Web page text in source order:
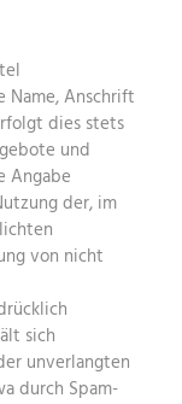
Name, Anschrift
dies stets
und
Angabe
der, im
von nicht
sich
unverlangten
durch Spam-